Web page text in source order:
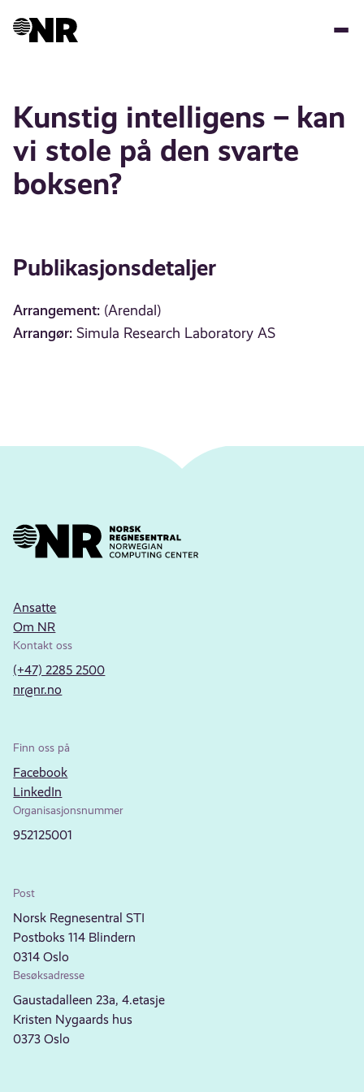
Kunstig intelligens – kan
vi stole på den svarte
boksen?
Publikasjonsdetaljer
Arrangement: (Arendal)
Arrangør: Simula Research Laboratory AS
Ansatte
Om NR
Kontakt oss
(+47) 2285 2500
nr@nr.no
Finn oss på
Facebook
LinkedIn
Organisasjonsnummer
952125001
Post
Norsk Regnesentral STI
Postboks 114 Blindern
0314 Oslo
Besøksadresse
Gaustadalleen 23a, 4.etasje
Kristen Nygaards hus
0373 Oslo